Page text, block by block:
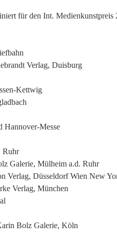
für den Int. Medienkunstpreis
Verlag, Duisburg
Kettwig
Hannover-Messe
Ruhr
Galerie, Mülheim a.d. Ruhr
Verlag, Düsseldorf Wien New
Verlag, München
Bolz Galerie, Köln